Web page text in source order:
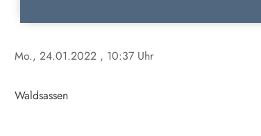
Mo., 24.01.2022 , 10:37 Uhr
Waldsassen